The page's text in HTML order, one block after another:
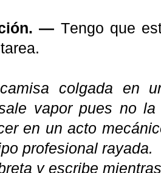
— Tengo que
colgada en
vapor pues no la
en un acto
profesional rayada.
y escribe